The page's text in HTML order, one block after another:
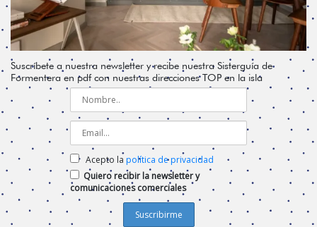
Suscríbete a nuestra newsletter y recibe nuestra Sisterguía de
Formentera en pdf con nuestras direcciones TOP en la isla
Acepto la política de privacidad
Quiero recibir la newsletter y
comunicaciones comerciales